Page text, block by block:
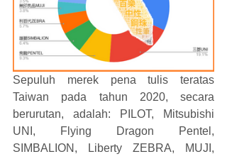
Sepuluh merek pena tulis teratas
Taiwan pada tahun 2020, secara
berurutan, adalah: PILOT, Mitsubishi
UNI, Flying Dragon Pentel,
SIMBALION, Liberty ZEBRA, MUJI,